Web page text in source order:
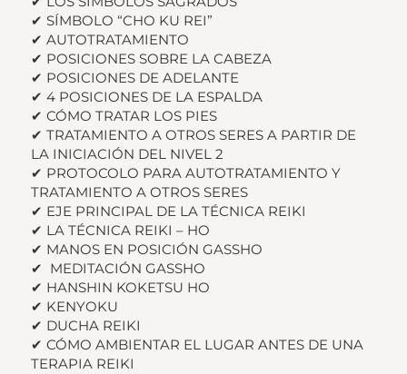
✔ SÍMBOLO “CHO KU REI”
✔ AUTOTRATAMIENTO
✔ POSICIONES SOBRE LA CABEZA
✔ POSICIONES DE ADELANTE
✔ 4 POSICIONES DE LA ESPALDA
✔ CÓMO TRATAR LOS PIES
✔ TRATAMIENTO A OTROS SERES A PARTIR DE
LA INICIACIÓN DEL NIVEL 2
✔ PROTOCOLO PARA AUTOTRATAMIENTO Y
TRATAMIENTO A OTROS SERES
✔ EJE PRINCIPAL DE LA TÉCNICA REIKI
✔ LA TÉCNICA REIKI – HO
✔ MANOS EN POSICIÓN GASSHO
✔ MEDITACIÓN GASSHO
✔ HANSHIN KOKETSU HO
✔ KENYOKU
✔ DUCHA REIKI
✔ CÓMO AMBIENTAR EL LUGAR ANTES DE UNA
TERAPIA REIKI